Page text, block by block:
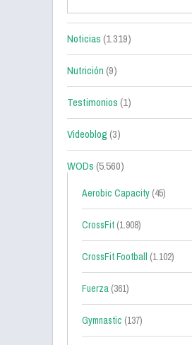
Noticias(1.319)
Nutrición(9)
Testimonios(1)
Videoblog(3)
WODs(5.560)
Aerobic Capacity (45)
CrossFit (1.908)
CrossFit Football (1.102)
Fuerza (361)
Gymnastic (137)